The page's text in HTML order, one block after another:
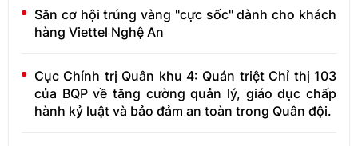
Săn cơ hội trúng vàng "cực sốc" dành cho khách
hàng Viettel Nghệ An
Cục Chính trị Quân khu 4: Quán triệt Chỉ thị 103
của BQP về tăng cường quản lý, giáo dục chấp
hành kỷ luật và bảo đảm an toàn trong Quân đội.